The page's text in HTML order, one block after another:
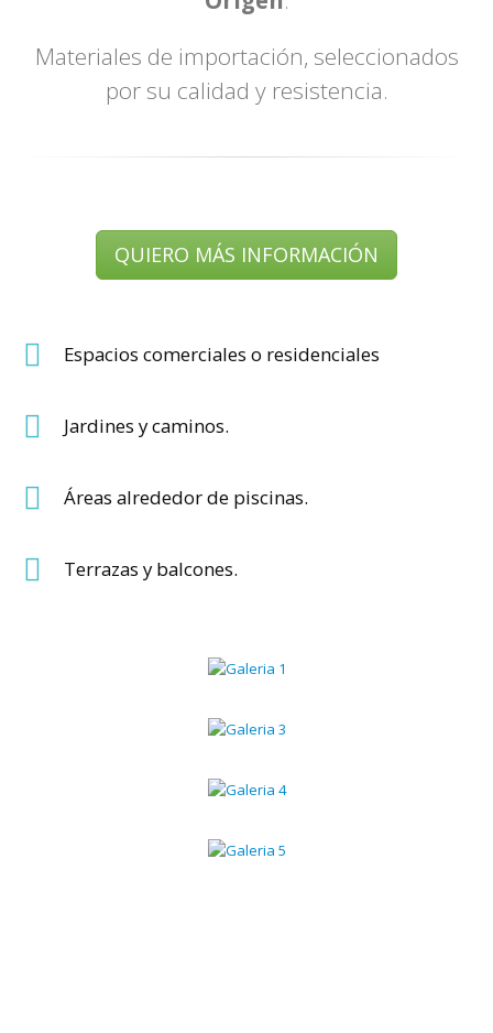
Materiales de importación, seleccionados
por su calidad y resistencia.
QUIERO MÁS INFORMACIÓN
Espacios comerciales o residenciales
Jardines y caminos.
Áreas alrededor de piscinas.
Terrazas y balcones.